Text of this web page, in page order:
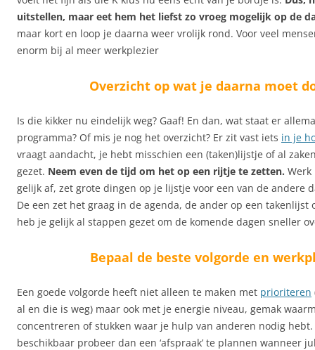
uitstellen, maar eet hem het liefst zo vroeg mogelijk op de
maar kort en loop je daarna weer vrolijk rond. Voor veel
enorm bij al meer werkplezier
Overzicht op wat je daarna moet
Is die kikker nu eindelijk weg? Gaaf! En dan, wat staat er
programma? Of mis je nog het overzicht? Er zit vast iets in je
vraagt aandacht, je hebt misschien een (taken)lijstje of al
gezet. Neem even de tijd om het op een rijtje te zetten.
gelijk af, zet grote dingen op je lijstje voor een van de andere
De een zet het graag in de agenda, de ander op een takenlijst
heb je gelijk al stappen gezet om de komende dagen sneller
Bepaal de beste volgorde en
Een goede volgorde heeft niet alleen te maken met prioriteren
al en die is weg) maar ook met je energie niveau, gemak
concentreren of stukken waar je hulp van anderen nodig
beschikbaar probeer dan een ‘afspraak’ te plannen wanneer